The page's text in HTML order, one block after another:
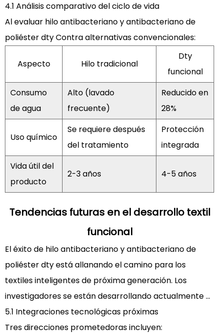
4.1 Análisis comparativo del ciclo de vida
Al evaluar hilo antibacteriano y antibacteriano de
poliéster dtyContra alternativas convencionales:
Aspecto Hilo tradicional
Dty
funcional
Consumo
de agua
Alto (lavado
frecuente)
Reducido en
28%
Uso químico
Se requiere después
del tratamiento
Protección
integrada
Vida útil del
producto
2-3 años 4-5 años
Tendencias futuras en el desarrollo textil
funcional
El éxito de hilo antibacteriano y antibacteriano de
poliéster dtyestá allanando el camino para los
textiles inteligentes de próxima generación. Los
investigadores se están desarrollando actualmente ...
5.1 Integraciones tecnológicas próximas
Tres direcciones prometedoras incluyen: